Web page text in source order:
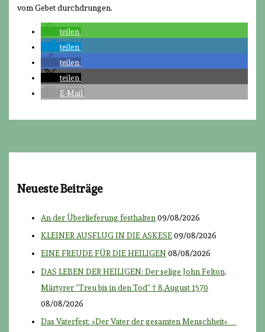
vom Gebet durchdrungen.
teilen
teilen
teilen
teilen
E-Mail
Neueste Beiträge
An der Überlieferung festhalten 09/08/2026
KLEINER AUSFLUG IN DIE ASKESE09/08/2026
EINE FREUDE FÜR DIE HEILIGEN08/08/2026
DAS LEBEN DER HEILIGEN: Der selige John Felton,
Märtyrer “Treu bis in den Tod” † 8.August 1570
08/08/2026
Das Vaterfest: »Der Vater der gesamten Menschheit«